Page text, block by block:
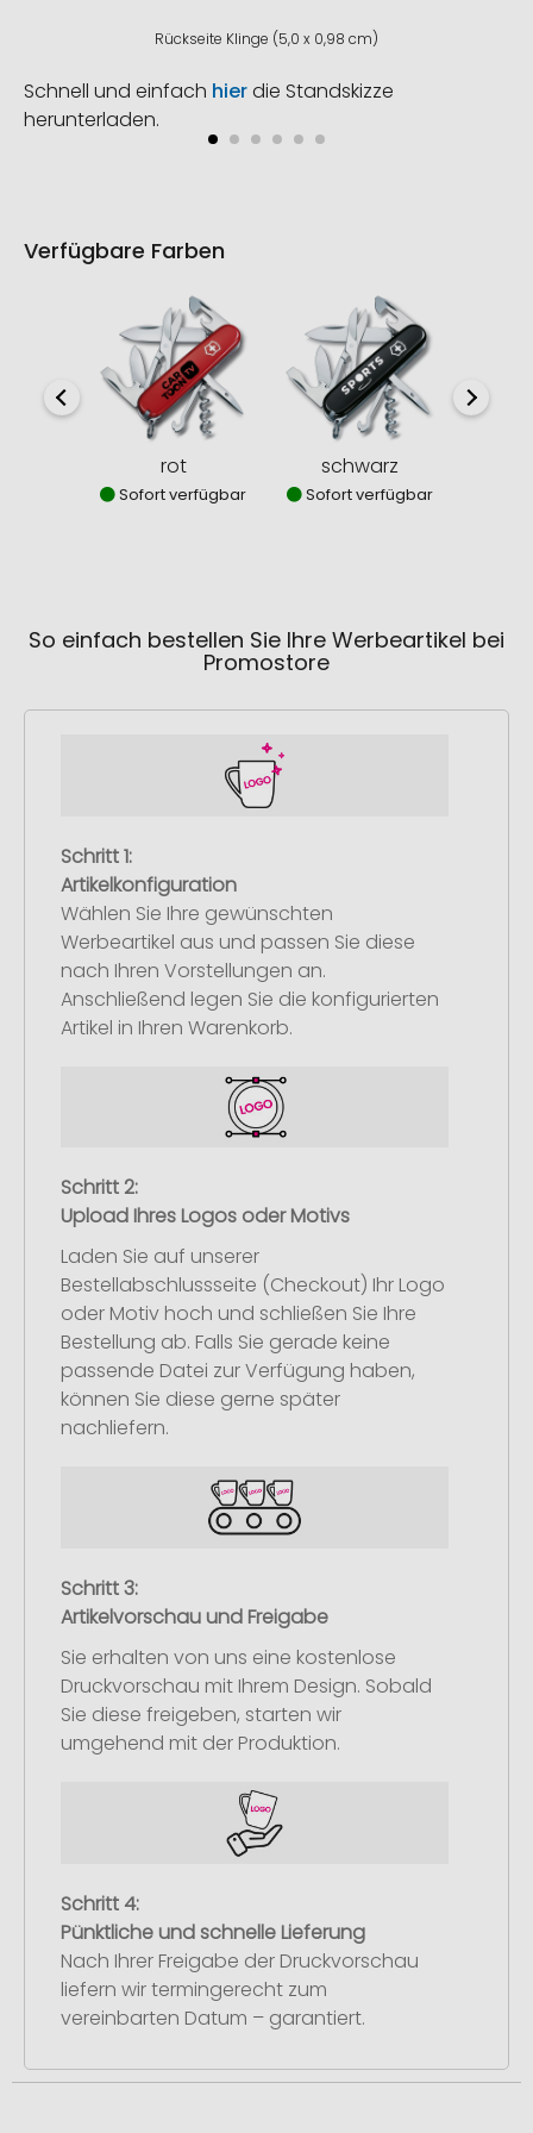
Rückseite Klinge (5,0 x 0,98 cm)
Schnell und einfach hierdie Standskizze
herunterladen.
Verfügbare Farben
rot
Sofort verfügbar
schwarz
Sofort verfügbar
So einfach bestellen Sie Ihre Werbeartikel bei
Promostore
Schritt 1:
Artikelkonfiguration
Wählen Sie Ihre gewünschten
Werbeartikel aus und passen Sie diese
nach Ihren Vorstellungen an.
Anschließend legen Sie die konfigurierten
Artikel in Ihren Warenkorb.
Schritt 2:
Upload Ihres Logos oder Motivs
Laden Sie auf unserer
Bestellabschlussseite (Checkout) Ihr Logo
oder Motiv hoch und schließen Sie Ihre
Bestellung ab. Falls Sie gerade keine
passende Datei zur Verfügung haben,
können Sie diese gerne später
nachliefern.
Schritt 3:
Artikelvorschau und Freigabe
Sie erhalten von uns eine kostenlose
Druckvorschau mit Ihrem Design. Sobald
Sie diese freigeben, starten wir
umgehend mit der Produktion.
Schritt 4:
Pünktliche und schnelle Lieferung
Nach Ihrer Freigabe der Druckvorschau
liefern wir termingerecht zum
vereinbarten Datum – garantiert.